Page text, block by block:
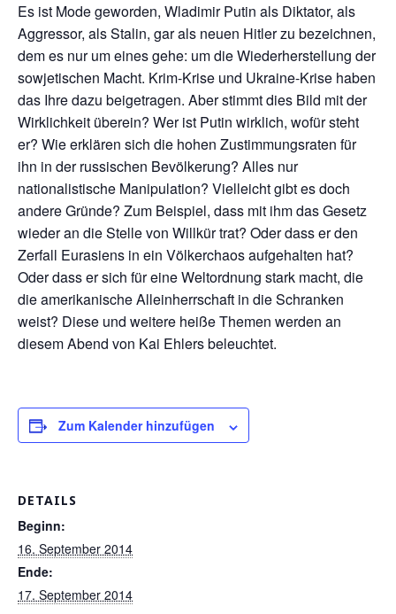
Es ist Mode geworden, Wladimir Putin als Diktator, als
Aggressor, als Stalin, gar als neuen Hitler zu bezeichnen,
dem es nur um eines gehe: um die Wiederherstellung der
sowjetischen Macht. Krim-Krise und Ukraine-Krise haben
das Ihre dazu beigetragen. Aber stimmt dies Bild mit der
Wirklichkeit überein? Wer ist Putin wirklich, wofür steht
er? Wie erklären sich die hohen Zustimmungsraten für
ihn in der russischen Bevölkerung? Alles nur
nationalistische Manipulation? Vielleicht gibt es doch
andere Gründe? Zum Beispiel, dass mit ihm das Gesetz
wieder an die Stelle von Willkür trat? Oder dass er den
Zerfall Eurasiens in ein Völkerchaos aufgehalten hat?
Oder dass er sich für eine Weltordnung stark macht, die
die amerikanische Alleinherrschaft in die Schranken
weist? Diese und weitere heiße Themen werden an
diesem Abend von Kai Ehlers beleuchtet.
Zum Kalender hinzufügen
DETAILS
Beginn:
16. September 2014
Ende:
17. September 2014